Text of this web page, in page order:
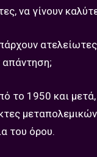
να γίνουν
απάντηση;
το 1950 και
του όρου.